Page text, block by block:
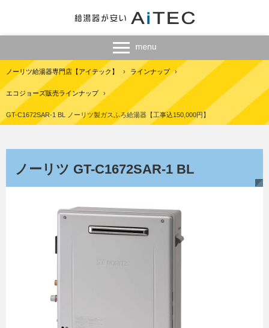
ノーリツ給湯器専門店【アイテック】 › ラインナップ ›
エコジョーズ販売ラインナップ ›
GT-C1672SAR-1 BL ノーリツ製ガスふろ給湯器【工事込150,000円】
ノーリツ GT-C1672SAR-1 BL